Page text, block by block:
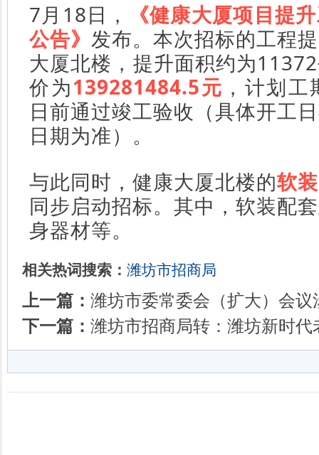
7月18日，
《健康大厦项目提
公告》 发布。本次招标的工程
大厦北楼，提升面积约为
价为139281484.5元 ，计划
日前通过竣工验收（具体开工
日期为准）。
与此同时，健康大厦北楼的软
同步启动招标。其中，软装配
身器材等。
相关热词搜索： 潍坊市招商局
上一篇： 潍坊市委常委会（扩大）会议
下一篇： 潍坊市招商局转：潍坊新时代